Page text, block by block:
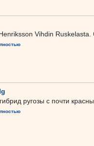
Vihdin
ругозы с почти